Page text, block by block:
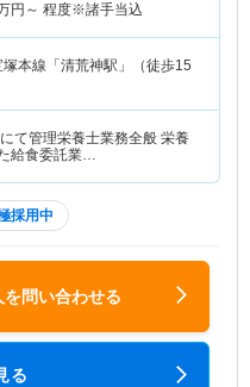
円～ 程度※諸手当込
塚本線「清荒神駅」（徒歩15
て管理栄養士業務全般 栄養
給食委託業…
採用中
を問い合わせる
る